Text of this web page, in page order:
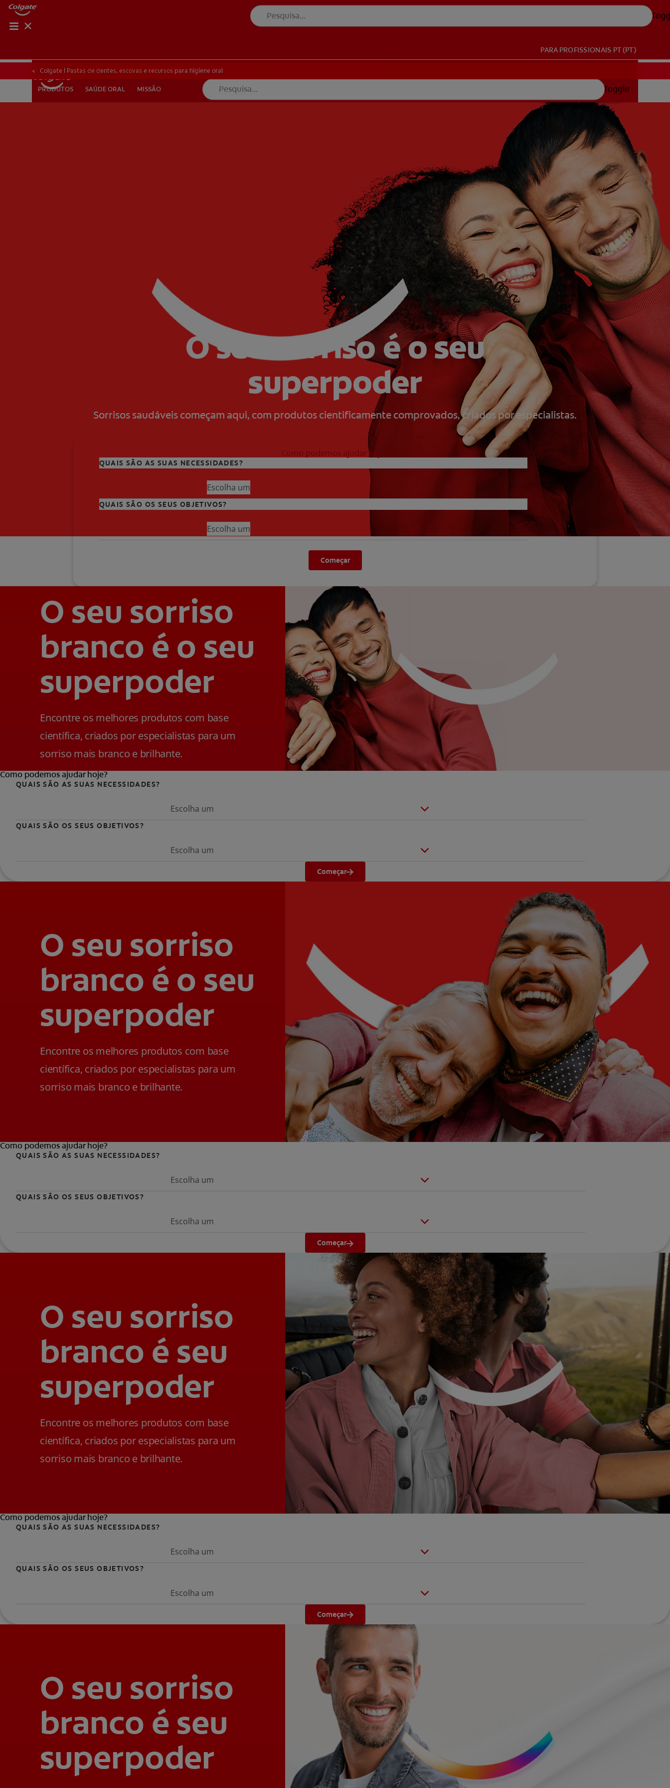
PRODUTOS SAÚDE ORAL
PARA PROFISSIONAIS PT (PT)
PRODUTOS SAÚDE ORAL MISSÃO
AVALIAÇÃO DE SAÚDE ORAL
Toggle
Colgate | Pastas de dentes, escovas e recursos para higiene oral
O seu sorriso é o seu
superpoder
Sorrisos saudáveis começam aqui, com produtos cientificamente comprovados, criados por especialistas.
Como podemos ajudar hoje?
QUAIS SÃO AS SUAS NECESSIDADES?
Escolha um
QUAIS SÃO OS SEUS OBJETIVOS?
Escolha um
Começar
O seu sorriso
branco é o seu
superpoder
Encontre os melhores produtos com base
científica, criados por especialistas para um
sorriso mais branco e brilhante.
Como podemos ajudar hoje?
QUAIS SÃO AS SUAS NECESSIDADES?
Escolha um
QUAIS SÃO OS SEUS OBJETIVOS?
Escolha um
Começar
O seu sorriso
branco é o seu
superpoder
Encontre os melhores produtos com base
científica, criados por especialistas para um
sorriso mais branco e brilhante.
Como podemos ajudar hoje?
QUAIS SÃO AS SUAS NECESSIDADES?
Escolha um
QUAIS SÃO OS SEUS OBJETIVOS?
Escolha um
Começar
O seu sorriso
branco é seu
superpoder
Encontre os melhores produtos com base
científica, criados por especialistas para um
sorriso mais branco e brilhante.
Como podemos ajudar hoje?
QUAIS SÃO AS SUAS NECESSIDADES?
Escolha um
QUAIS SÃO OS SEUS OBJETIVOS?
Escolha um
Começar
O seu sorriso
branco é seu
superpoder